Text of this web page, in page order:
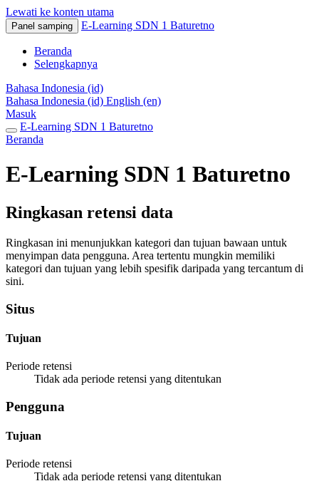
Lewati ke konten utama
Panel samping E-Learning SDN 1 Baturetno
Beranda
Selengkapnya
Bahasa Indonesia ‎(id)‎
Bahasa Indonesia ‎(id)‎ English ‎(en)‎
Masuk
E-Learning SDN 1 Baturetno
Beranda
E-Learning SDN 1 Baturetno
Ringkasan retensi data
Ringkasan ini menunjukkan kategori dan tujuan bawaan untuk
menyimpan data pengguna. Area tertentu mungkin memiliki
kategori dan tujuan yang lebih spesifik daripada yang tercantum di
sini.
Situs
Tujuan
Periode retensi
Tidak ada periode retensi yang ditentukan
Pengguna
Tujuan
Periode retensi
Tidak ada periode retensi yang ditentukan